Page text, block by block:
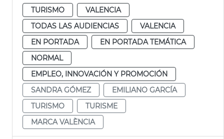
TURISMO
VALENCIA
TODAS LAS AUDIENCIAS
VALENCIA
EN PORTADA
EN PORTADA TEMÁTICA
NORMAL
EMPLEO, INNOVACIÓN Y PROMOCIÓN
SANDRA GÓMEZ
EMILIANO GARCÍA
TURISMO
TURISME
MARCA VALÈNCIA